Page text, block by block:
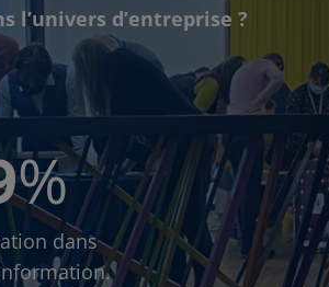
l’univers d’entreprise ?
%
dans